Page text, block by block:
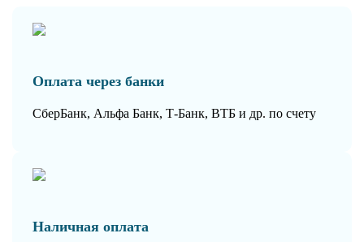
Оплата через банки
СберБанк, Альфа Банк, Т-Банк, ВТБ и др. по счету
Наличная оплата